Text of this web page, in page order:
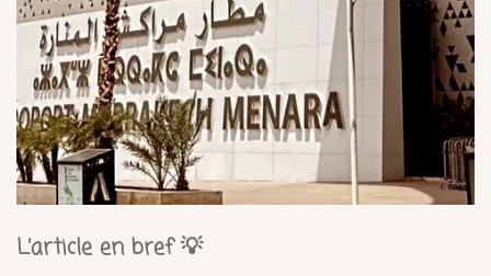
L’article en bref 💡